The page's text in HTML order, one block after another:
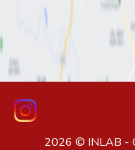
2026 © INLAB -